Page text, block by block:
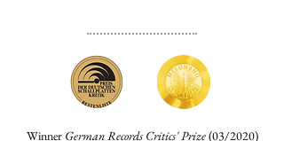
Winner German Records Critics' Prize(03/2020)